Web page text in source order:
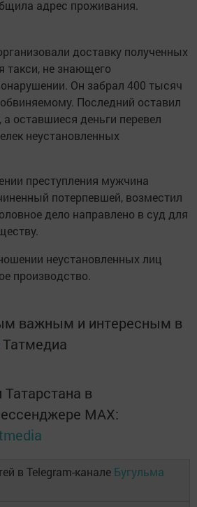
адрес проживания.
доставку полученных
такси, не знающего
Он забрал 400 тысяч
Последний оставил
оставшиеся деньги перевел
неустановленных
преступления мужчина
потерпевшей, возместил
дело направлено в суд для
неустановленных лиц
производство.
важным и интересным в
Татмедиа
в
MАХ:
в Telegram-канале Бугульма